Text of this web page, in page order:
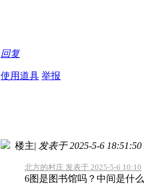
回复
使用道具 举报
楼主| 发表于 2025-5-6 18:51:50
北方的村庄 发表于 2025-5-6 10:10
6图是图书馆吗？中间是什么